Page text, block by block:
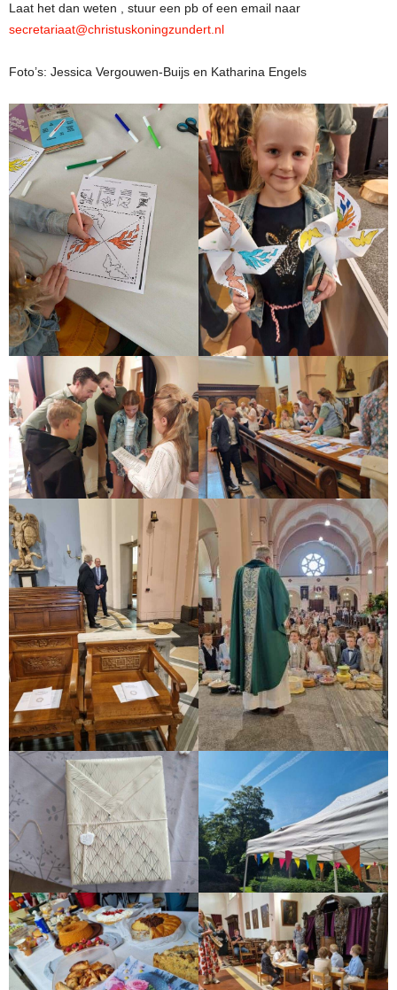
Laat het dan weten , stuur een pb of een email naar
secretariaat@christuskoningzundert.nl
Foto’s: Jessica Vergouwen-Buijs en Katharina Engels